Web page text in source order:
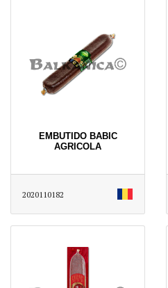
EMBUTIDO BABIC
AGRICOLA
2020110182